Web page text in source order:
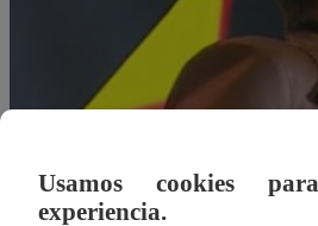
Usamos cookies
experiencia.